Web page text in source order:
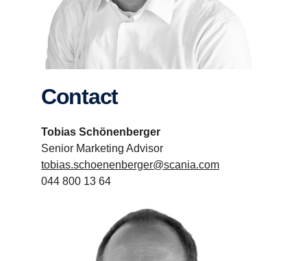
Contact
Tobias Schönenberger
Senior Marketing Advisor
tobias.schoenenberger@scania.com
044 800 13 64